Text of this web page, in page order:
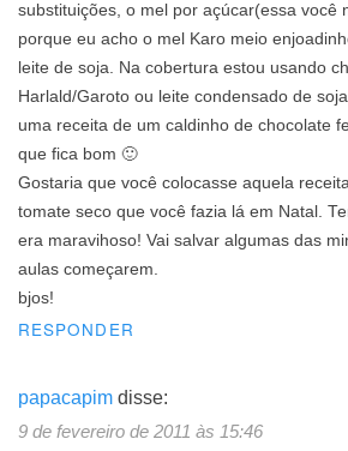
substituições, o mel por açúcar(essa você
porque eu acho o mel Karo meio
leite de soja. Na cobertura estou usando
Harlald/Garoto ou leite condensado de
uma receita de um caldinho de chocolate
que fica bom 🙂
Gostaria que você colocasse aquela
tomate seco que você fazia lá em Natal.
era maravihoso! Vai salvar algumas das
aulas começarem.
bjos!
RESPONDER
papacapim disse:
9 de fevereiro de 2011 às 15:46